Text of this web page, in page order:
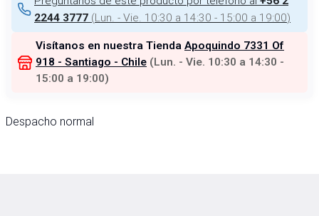
2244 3777 (Lun. - Vie. 10:30 a 14:30 - 15:00 a 19:00)
Visítanos en nuestra Tienda Apoquindo 7331 Of
918 - Santiago - Chile (Lun. - Vie. 10:30 a 14:30 -
15:00 a 19:00)
Despacho normal